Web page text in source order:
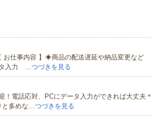
仕事内容 】◈商品の配送遅延や納品変更など
入力 … つづきを見る
！電話応対、PCにデータ入力ができれば大丈夫＊
多めな… つづきを見る